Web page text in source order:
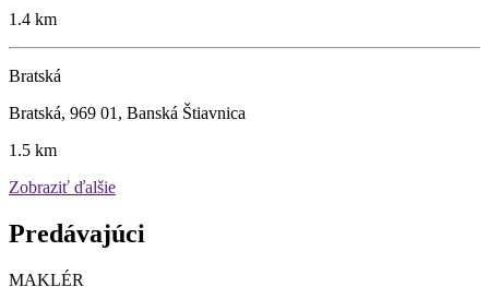
1.4 km
Bratská
Bratská, 969 01, Banská Štiavnica
1.5 km
Zobraziť ďalšie
Predávajúci
MAKLÉR